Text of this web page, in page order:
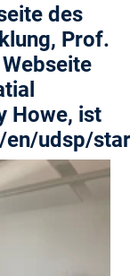
des
Prof.
Howe, ist
en/udsp/